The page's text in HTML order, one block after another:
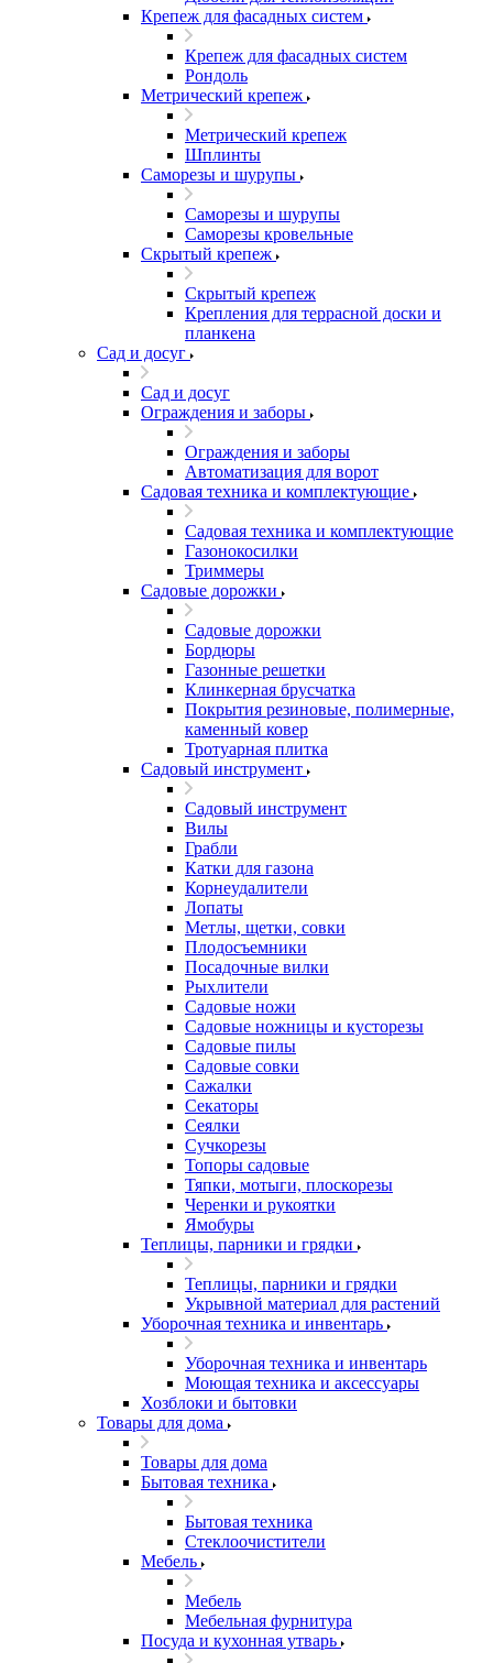
Крепеж для фасадных систем
Крепеж для фасадных систем
Рондоль
Метрический крепеж
Метрический крепеж
Шплинты
Саморезы и шурупы
Саморезы и шурупы
Саморезы кровельные
Скрытый крепеж
Скрытый крепеж
Крепления для террасной доски и
планкена
Сад и досуг
Сад и досуг
Ограждения и заборы
Ограждения и заборы
Автоматизация для ворот
Садовая техника и комплектующие
Садовая техника и комплектующие
Газонокосилки
Триммеры
Садовые дорожки
Садовые дорожки
Бордюры
Газонные решетки
Клинкерная брусчатка
Покрытия резиновые, полимерные,
каменный ковер
Тротуарная плитка
Садовый инструмент
Садовый инструмент
Вилы
Грабли
Катки для газона
Корнеудалители
Лопаты
Метлы, щетки, совки
Плодосъемники
Посадочные вилки
Рыхлители
Садовые ножи
Садовые ножницы и кусторезы
Садовые пилы
Садовые совки
Сажалки
Секаторы
Сеялки
Сучкорезы
Топоры садовые
Тяпки, мотыги, плоскорезы
Черенки и рукоятки
Ямобуры
Теплицы, парники и грядки
Теплицы, парники и грядки
Укрывной материал для растений
Уборочная техника и инвентарь
Уборочная техника и инвентарь
Моющая техника и аксессуары
Хозблоки и бытовки
Товары для дома
Товары для дома
Бытовая техника
Бытовая техника
Стеклоочистители
Мебель
Мебель
Мебельная фурнитура
Посуда и кухонная утварь